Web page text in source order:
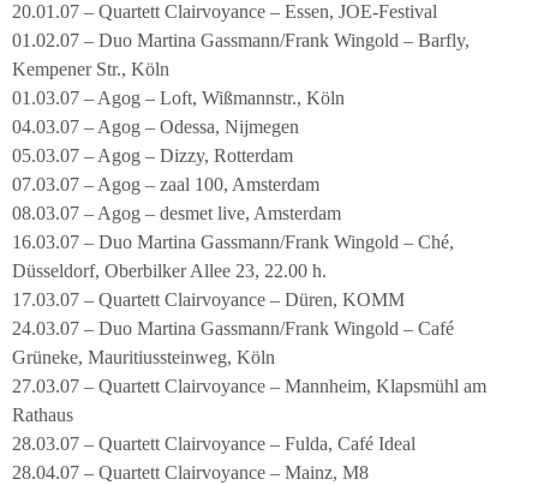
20.01.07 – Quartett Clairvoyance – Essen, JOE-Festival
01.02.07 – Duo Martina Gassmann/Frank Wingold – Barfly,
Kempener Str., Köln
01.03.07 – Agog – Loft, Wißmannstr., Köln
04.03.07 – Agog – Odessa, Nijmegen
05.03.07 – Agog – Dizzy, Rotterdam
07.03.07 – Agog – zaal 100, Amsterdam
08.03.07 – Agog – desmet live, Amsterdam
16.03.07 – Duo Martina Gassmann/Frank Wingold – Ché,
Düsseldorf, Oberbilker Allee 23, 22.00 h.
17.03.07 – Quartett Clairvoyance – Düren, KOMM
24.03.07 – Duo Martina Gassmann/Frank Wingold – Café
Grüneke, Mauritiussteinweg, Köln
27.03.07 – Quartett Clairvoyance – Mannheim, Klapsmühl am
Rathaus
28.03.07 – Quartett Clairvoyance – Fulda, Café Ideal
28.04.07 – Quartett Clairvoyance – Mainz, M8